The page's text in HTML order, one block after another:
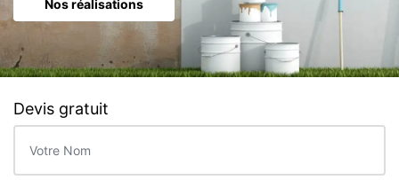
Nos réalisations
Devis gratuit